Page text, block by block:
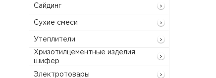
Сайдинг
Сухие смеси
Утеплители
Хризотилцементные изделия,
шифер
Электротовары